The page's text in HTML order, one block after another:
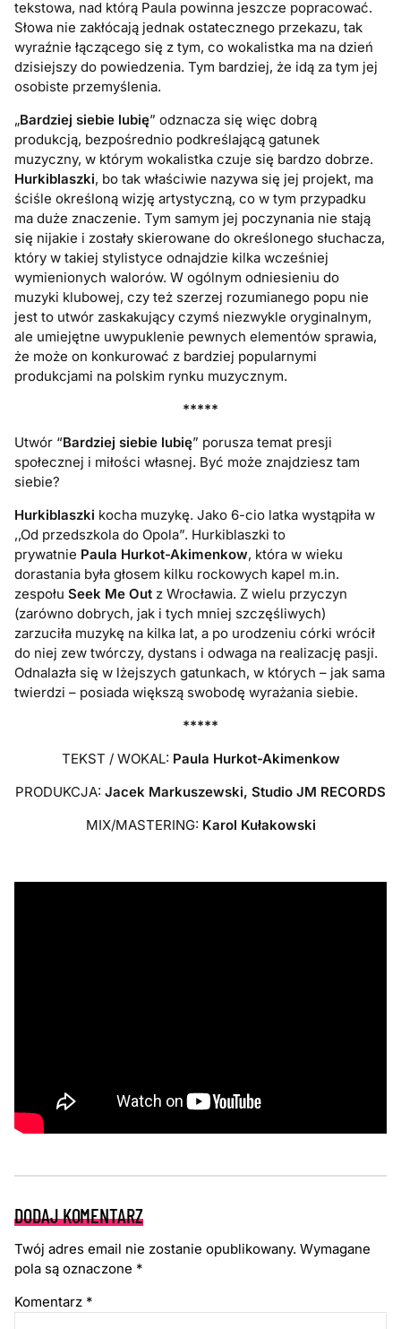
tekstowa, nad którą Paula powinna jeszcze popracować.
Słowa nie zakłócają jednak ostatecznego przekazu, tak
wyraźnie łączącego się z tym, co wokalistka ma na dzień
dzisiejszy do powiedzenia. Tym bardziej, że idą za tym jej
osobiste przemyślenia.
„Bardziej siebie lubię” odznacza się więc dobrą
produkcją, bezpośrednio podkreślającą gatunek
muzyczny, w którym wokalistka czuje się bardzo dobrze.
Hurkiblaszki, bo tak właściwie nazywa się jej projekt, ma
ściśle określoną wizję artystyczną, co w tym przypadku
ma duże znaczenie. Tym samym jej poczynania nie stają
się nijakie i zostały skierowane do określonego słuchacza,
który w takiej stylistyce odnajdzie kilka wcześniej
wymienionych walorów. W ogólnym odniesieniu do
muzyki klubowej, czy też szerzej rozumianego popu nie
jest to utwór zaskakujący czymś niezwykle oryginalnym,
ale umiejętne uwypuklenie pewnych elementów sprawia,
że może on konkurować z bardziej popularnymi
produkcjami na polskim rynku muzycznym.
*****
Utwór “Bardziej siebie lubię” porusza temat presji
społecznej i miłości własnej. Być może znajdziesz tam
siebie?
Hurkiblaszki kocha muzykę. Jako 6-cio latka wystąpiła w
,,Od przedszkola do Opola”. Hurkiblaszki to
prywatnie Paula Hurkot-Akimenkow, która w wieku
dorastania była głosem kilku rockowych kapel m.in.
zespołuSeek Me Out z Wrocławia. Z wielu przyczyn
(zarówno dobrych, jak i tych mniej szczęśliwych)
zarzuciła muzykę na kilka lat, a po urodzeniu córki wrócił
do niej zew twórczy, dystans i odwaga na realizację pasji.
Odnalazła się w lżejszych gatunkach, w których – jak sama
twierdzi – posiada większą swobodę wyrażania siebie.
*****
TEKST / WOKAL: Paula Hurkot-Akimenkow
PRODUKCJA: Jacek Markuszewski, Studio JM RECORDS
MIX/MASTERING: Karol Kułakowski
DODAJ KOMENTARZ
Twój adres email nie zostanie opublikowany. Wymagane
pola są oznaczone *
Komentarz *